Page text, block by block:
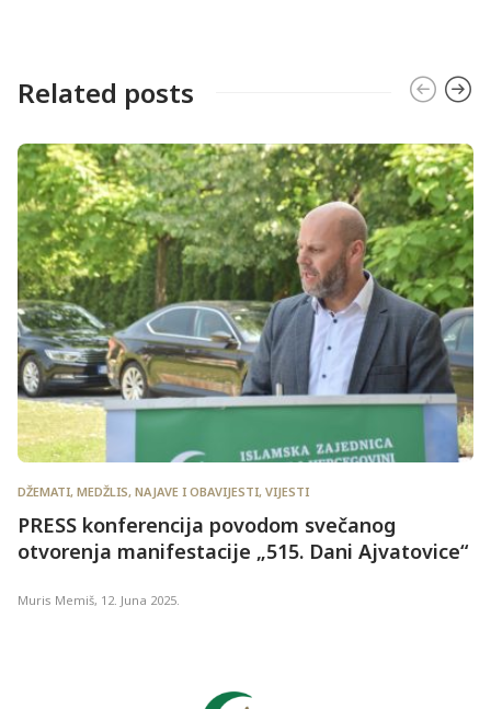
Related posts
DŽEMATI, MEDŽLIS, NAJAVE I OBAVIJESTI, VIJESTI
PRESS konferencija povodom svečanog
otvorenja manifestacije „515. Dani Ajvatovice“
Muris Memiš, 12. Juna 2025.